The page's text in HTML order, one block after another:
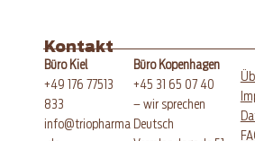
Kontakt
Büro Kiel
+49 176 77513
833
info@triopharma
Büro Kopenhagen
+45 31 65 07 40
– wir sprechen
Deutsch